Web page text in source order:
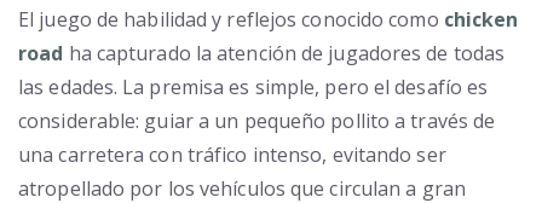
El juego de habilidad y reflejos conocido como chicken
road ha capturado la atención de jugadores de todas
las edades. La premisa es simple, pero el desafío es
considerable: guiar a un pequeño pollito a través de
una carretera con tráfico intenso, evitando ser
atropellado por los vehículos que circulan a gran